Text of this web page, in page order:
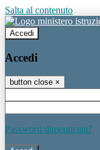
Salta al contenuto
Accedi
Accedi
button close ×
Password dimenticata?